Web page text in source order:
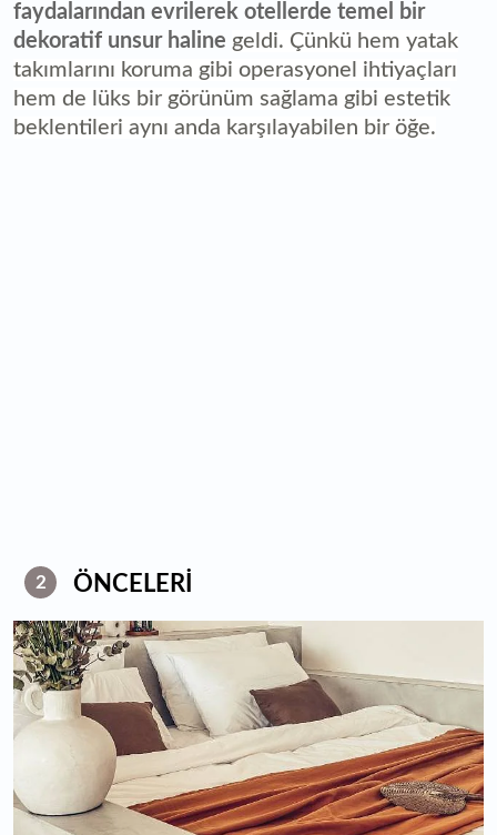
faydalarından evrilerek otellerde temel bir
dekoratif unsur haline geldi. Çünkü hem yatak
takımlarını koruma gibi operasyonel ihtiyaçları
hem de lüks bir görünüm sağlama gibi estetik
beklentileri aynı anda karşılayabilen bir öğe.
2 ÖNCELERİ